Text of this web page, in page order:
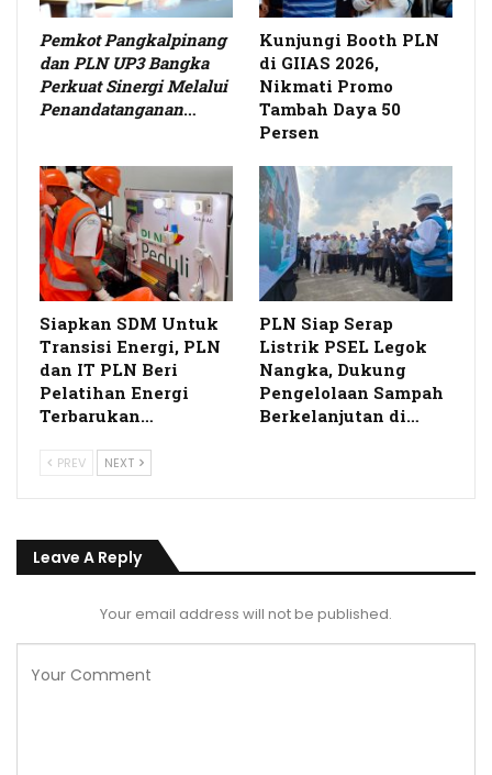
Pemkot Pangkalpinang
dan PLN UP3 Bangka
Perkuat Sinergi Melalui
Penandatanganan…
Kunjungi Booth PLN
di GIIAS 2026,
Nikmati Promo
Tambah Daya 50
Persen
Siapkan SDM Untuk
Transisi Energi, PLN
dan IT PLN Beri
Pelatihan Energi
Terbarukan…
PLN Siap Serap
Listrik PSEL Legok
Nangka, Dukung
Pengelolaan Sampah
Berkelanjutan di…
PREV NEXT
Leave A Reply
Your email address will not be published.